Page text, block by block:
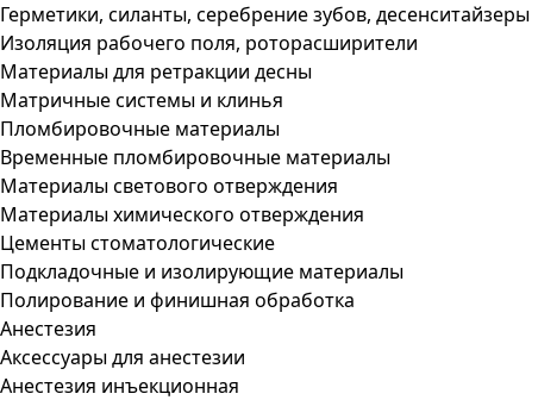
Герметики, силанты, серебрение зубов, десенситайзеры
Изоляция рабочего поля, роторасширители
Материалы для ретракции десны
Матричные системы и клинья
Пломбировочные материалы
Временные пломбировочные материалы
Материалы светового отверждения
Материалы химического отверждения
Цементы стоматологические
Подкладочные и изолирующие материалы
Полирование и финишная обработка
Анестезия
Аксессуары для анестезии
Анестезия инъекционная